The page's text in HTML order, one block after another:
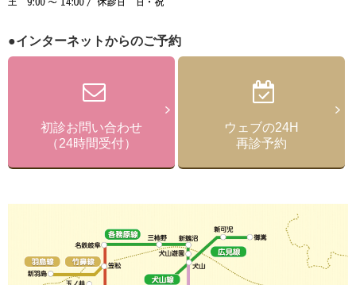
●インターネットからのご予約
初診お問い合わせ
（24時間受付）
ウェブの24H
再診予約